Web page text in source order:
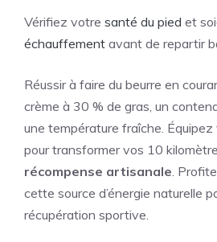
Vérifiez votre santé du pied et
échauffement avant de repartir
Réussir à faire du beurre en
crème à 30 % de gras, un
une température fraîche.
pour transformer vos 10
récompense artisanale.
cette source d’énergie naturelle
récupération sportive.